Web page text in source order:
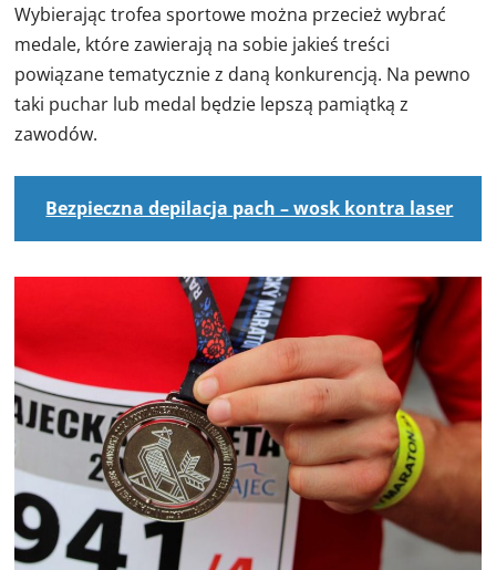
Wybierając trofea sportowe można przecież wybrać
medale, które zawierają na sobie jakieś treści
powiązane tematycznie z daną konkurencją. Na pewno
taki puchar lub medal będzie lepszą pamiątką z
zawodów.
Bezpieczna depilacja pach – wosk kontra laser